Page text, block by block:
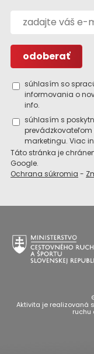
súhlasím so
informovania o
info.
súhlasím s
marketingu. Viac
Táto stránka je
Google.
Ochrana súkromia -
Aktivita je realizovaná
ruchu